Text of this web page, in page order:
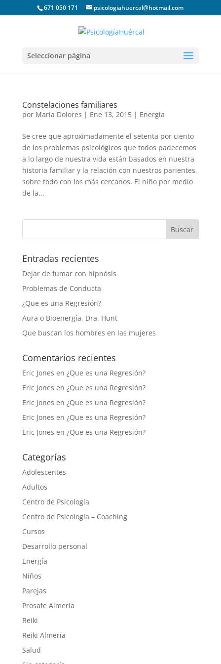
671 050 171 psicologiahuercal@hotmail.com
Seleccionar página
Constelaciones familiares
por Maria Dolores | Ene 13, 2015| Energía
Se cree que aproximadamente el setenta por ciento
de los problemas psicológicos que todos padecemos
a lo largo de nuestra vida están basados en nuestra
historia familiar y la relación con nuestros parientes,
sobre todo con los más cercanos. El niño por medio
de la...
Entradas recientes
Dejar de fumar con hipnósis
Problemas de Conducta
¿Que es una Regresión?
Aura o Bioenergía, Dra. Hunt
Que buscan los hombres en las mujeres
Comentarios recientes
Eric Jones en ¿Que es una Regresión?
Eric Jones en ¿Que es una Regresión?
Eric Jones en ¿Que es una Regresión?
Eric Jones en ¿Que es una Regresión?
Eric Jones en ¿Que es una Regresión?
Categorías
Adolescentes
Adultos
Centro de Psicología
Centro de Psicología – Coaching
Cursos
Desarrollo personal
Energía
Niños
Parejas
Prosafe Almería
Reiki
Reiki Almería
Salud